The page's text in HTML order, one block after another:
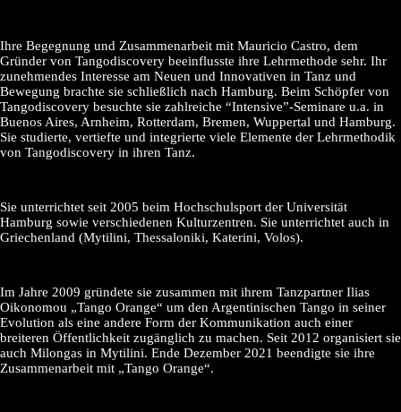
Ihre Begegnung und Zusammenarbeit mit Mauricio Castro, dem
Gründer von Tangodiscovery beeinflusste ihre Lehrmethode sehr. Ihr
zunehmendes Interesse am Neuen und Innovativen in Tanz und
Bewegung brachte sie schließlich nach Hamburg. Beim Schöpfer von
Tangodiscovery besuchte sie zahlreiche “Intensive”-Seminare u.a. in
Buenos Aires, Arnheim, Rotterdam, Bremen, Wuppertal und Hamburg.
Sie studierte, vertiefte und integrierte viele Elemente der Lehrmethodik
von Tangodiscovery in ihren Tanz.
Sie unterrichtet seit 2005 beim Hochschulsport der Universität
Hamburg sowie verschiedenen Kulturzentren. Sie unterrichtet auch in
Griechenland (Mytilini, Thessaloniki, Katerini, Volos).
Im Jahre 2009 gründete sie zusammen mit ihrem Tanzpartner Ilias
Oikonomou „Tango Orange“ um den Argentinischen Tango in seiner
Evolution als eine andere Form der Kommunikation auch einer
breiteren Öffentlichkeit zugänglich zu machen. Seit 2012 organisiert sie
auch Milongas in Mytilini. Ende Dezember 2021 beendigte sie ihre
Zusammenarbeit mit „Tango Orange“.